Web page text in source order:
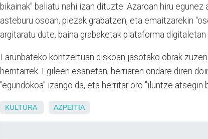
bikainak" baliatu nahi izan dituzte. Azaroan hiru
asteburu osoan, piezak grabatzen, eta emaitzarekin
argitaratu dute, baina grabaketak plataforma
Larunbateko kontzertuan diskoan jasotako obrak
herritarrek. Egileen esanetan, herriaren ondare diren
"egundokoa" izango da, eta herritar oro "iluntze atsegin
KULTURA AZPEITIA